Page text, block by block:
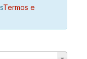
Termos e